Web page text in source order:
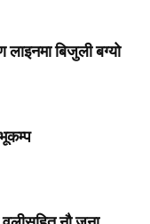
लाइनमा बिजुली बग्यो